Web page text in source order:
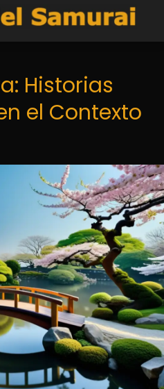
Historias
el Contexto